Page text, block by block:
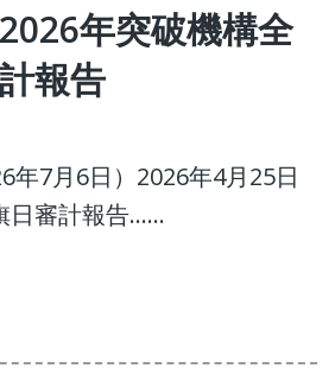
年突破機構全
報告
年7月6日）2026年4月25日
日審計報告……